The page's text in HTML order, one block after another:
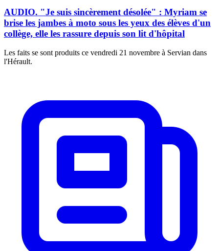
AUDIO. "Je suis sincèrement désolée" : Myriam se
brise les jambes à moto sous les yeux des élèves d'un
collège, elle les rassure depuis son lit d'hôpital
Les faits se sont produits ce vendredi 21 novembre à Servian dans
l'Hérault.